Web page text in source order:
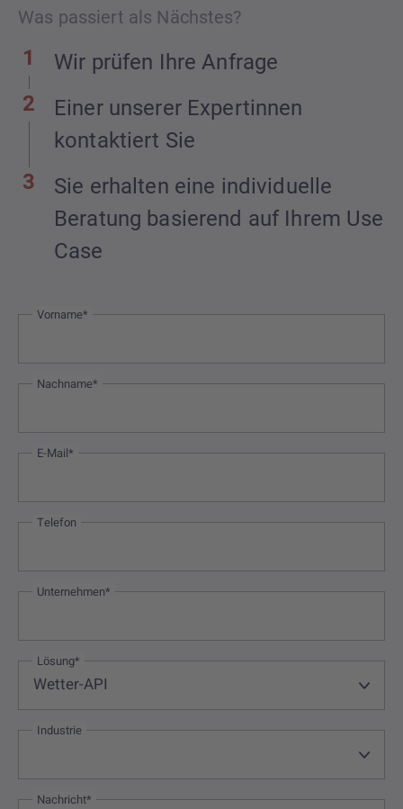
Was passiert als Nächstes?
Wir prüfen Ihre Anfrage
Einer unserer Expertinnen
kontaktiert Sie
Sie erhalten eine individuelle
Beratung basierend auf Ihrem Use
Case
Vorname*
Nachname*
E-Mail*
Telefon
Unternehmen*
Lösung*
Industrie
Nachricht*